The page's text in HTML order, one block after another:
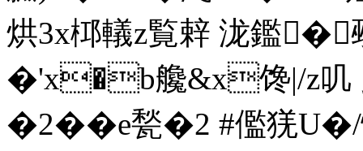
烘3x桏轙z覧辢 泷鑑
�'x�b艬&x馋|/z
�2��e甃�2 #儖猐